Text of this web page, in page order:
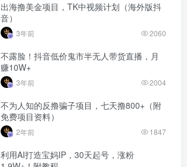
出海撸美金项目，TK中视频计划（海外版抖
音）
3年前 2060
不露脸！抖音低价鬼市半无人带货直播，月
赚10W+
3年前 2004
不为人知的反撸骗子项目，七天撸800+（附
免费项目资料）
2年前 1847
利用AI打造宝妈IP，30天起号，涨粉